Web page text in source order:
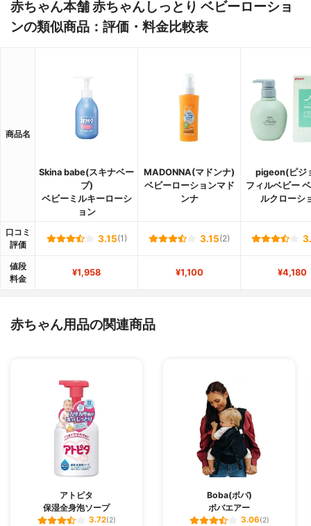
赤ちゃん本舗 赤ちゃんしっとり ベビーローショ
ンの類似商品：評価・料金比較表
商品名
Skina babe(スキナベー
ブ)
ベビーミルキーローシ
ョン
MADONNA(マドンナ)
ベビーローションマド
ンナ
pigeon(ピジ
フィルベビー
ルクローシ
口コミ
評価
3.15(1) 3.15(2)
値段
料金
¥1,958 ¥1,100 ¥4,180
赤ちゃん用品の関連商品
アトピタ
保湿全身泡ソープ
3.72(2)
Boba(ボバ)
ボバエアー
3.06(2)